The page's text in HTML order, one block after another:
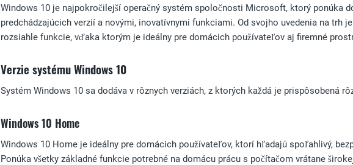
Windows 10 je najpokročilejší operačný systém spoločnosti Microsoft, ktorý ponúka
predchádzajúcich verzií a novými, inovatívnymi funkciami. Od svojho uvedenia na trh
rozsiahle funkcie, vďaka ktorým je ideálny pre domácich používateľov aj firemné
Verzie systému Windows 10
Systém Windows 10 sa dodáva v rôznych verziách, z ktorých každá je prispôsobená
Windows 10 Home
Windows 10 Home je ideálny pre domácich používateľov, ktorí hľadajú spoľahlivý,
Ponúka všetky základné funkcie potrebné na domácu prácu s počítačom vrátane